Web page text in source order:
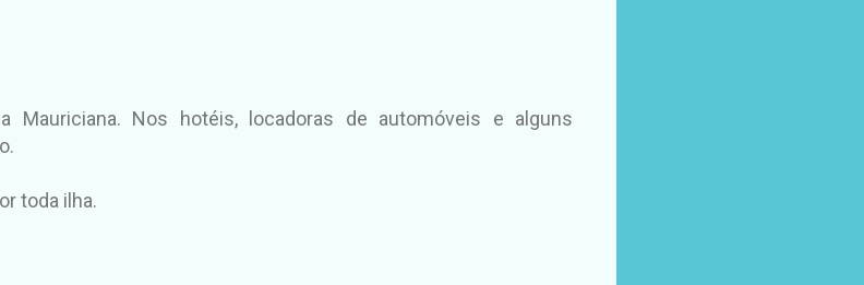
Nos hotéis, locadoras de automóveis e alguns
toda ilha.